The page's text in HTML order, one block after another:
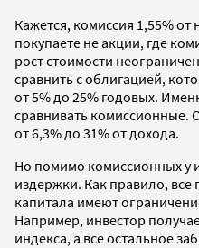
Кажется, комиссия 1,55%
покупаете не акции, где
рост стоимости
сравнить с облигацией,
от 5% до 25% годовых.
сравнивать комиссионные.
от 6,3% до 31% от дохода.
Но помимо комиссионных у
издержки. Как правило, все
капитала имеют
Например, инвестор
индекса, а все остальное